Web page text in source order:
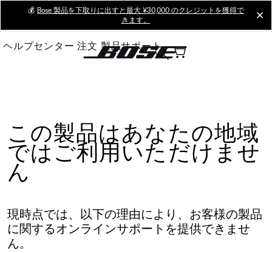
Main
💰 Bose 製品を下取りに出すと最大 ¥30,000 のクレジットを獲得で
きます。
ヘルプセンター 注文 製品サポート
この製品はあなたの地域
ではご利用いただけませ
ん
現時点では、以下の理由により、お客様の製品
に関するオンラインサポートを提供できませ
ん。